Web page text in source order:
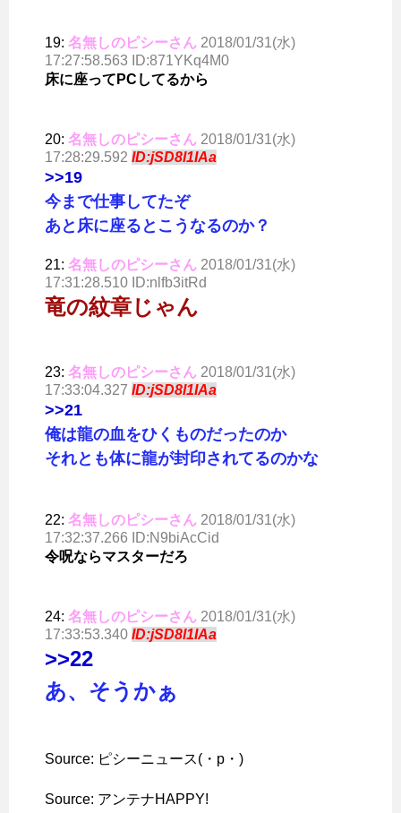
19: 名無しのピシーさん 2018/01/31(水)
17:27:58.563 ID:871YKq4M0
床に座ってPCしてるから
20: 名無しのピシーさん 2018/01/31(水)
17:28:29.592 ID:jSD8l1IAa
>>19
今まで仕事してたぞ
あと床に座るとこうなるのか？
21: 名無しのピシーさん 2018/01/31(水)
17:31:28.510 ID:nlfb3itRd
竜の紋章じゃん
23: 名無しのピシーさん 2018/01/31(水)
17:33:04.327 ID:jSD8l1IAa
>>21
俺は龍の血をひくものだったのか
それとも体に龍が封印されてるのかな
22: 名無しのピシーさん 2018/01/31(水)
17:32:37.266 ID:N9biAcCid
令呪ならマスターだろ
24: 名無しのピシーさん 2018/01/31(水)
17:33:53.340 ID:jSD8l1IAa
>>22
あ、そうかぁ
Source: ピシーニュース(・p・)ゞ
Source: アンテナHAPPY!